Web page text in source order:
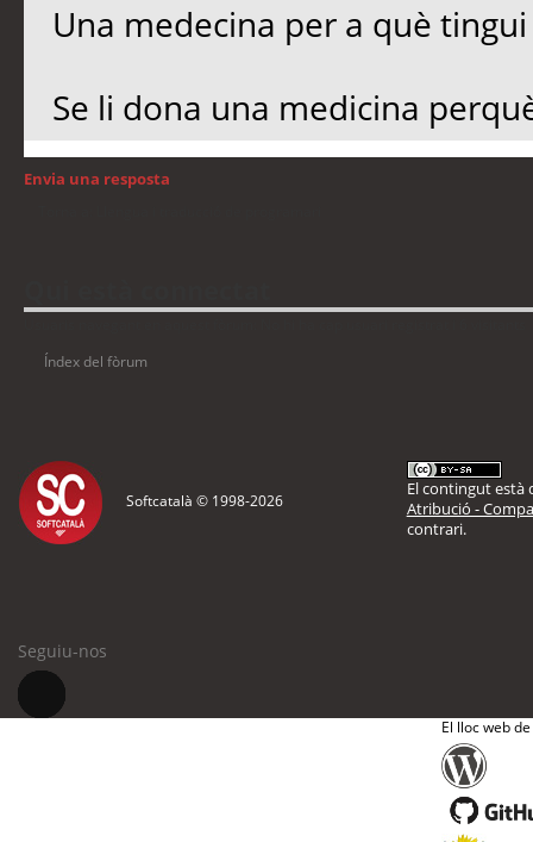
Una medecina per a què
Se li dona una medicina
Envia una resposta
Índex del fòrum
Softcatalà © 1998-2026
El contingut està
Atribució -
contrari.
Seguiu-nos
El lloc web